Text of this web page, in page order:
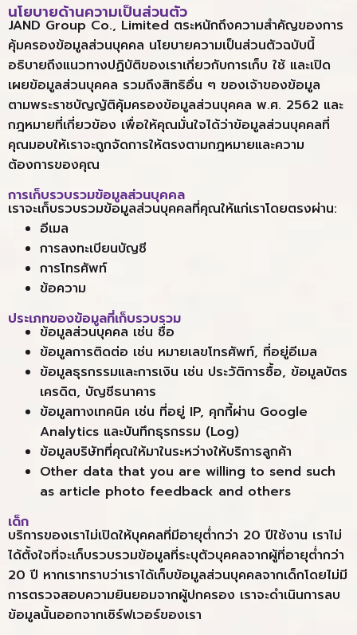
นโยบายด้านความเป็นส่วนตัว
JAND Group Co., Limited ตระหนักถึงความสำคัญของการ
คุ้มครองข้อมูลส่วนบุคคล นโยบายความเป็นส่วนตัวฉบับนี้
อธิบายถึงแนวทางปฏิบัติของเราเกี่ยวกับการเก็บ ใช้ และเปิด
เผยข้อมูลส่วนบุคคล รวมถึงสิทธิอื่น ๆ ของเจ้าของข้อมูล
ตามพระราชบัญญัติคุ้มครองข้อมูลส่วนบุคคล พ.ศ. 2562 และ
กฎหมายที่เกี่ยวข้อง เพื่อให้คุณมั่นใจได้ว่าข้อมูลส่วนบุคคลที่
คุณมอบให้เราจะถูกจัดการให้ตรงตามกฎหมายและความ
ต้องการของคุณ
การเก็บรวบรวมข้อมูลส่วนบุคคล
เราจะเก็บรวบรวมข้อมูลส่วนบุคคลที่คุณให้แก่เราโดยตรงผ่าน:
อีเมล
การลงทะเบียนบัญชี
การโทรศัพท์
ข้อความ
ประเภทของข้อมูลที่เก็บรวบรวม
ข้อมูลส่วนบุคคล เช่น ชื่อ
ข้อมูลการติดต่อ เช่น หมายเลขโทรศัพท์, ที่อยู่อีเมล
ข้อมูลธุรกรรมและการเงิน เช่น ประวัติการซื้อ, ข้อมูลบัตร
เครดิต, บัญชีธนาคาร
ข้อมูลทางเทคนิค เช่น ที่อยู่ IP, คุกกี้ผ่าน Google
Analytics และบันทึกธุรกรรม (Log)
ข้อมูลบริษัทที่คุณให้มาในระหว่างให้บริการลูกค้า
Other data that you are willing to send such
as article photo feedback and others
เด็ก
บริการของเราไม่เปิดให้บุคคลที่มีอายุต่ำกว่า 20 ปีใช้งาน เราไม่
ได้ตั้งใจที่จะเก็บรวบรวมข้อมูลที่ระบุตัวบุคคลจากผู้ที่อายุต่ำกว่า
20 ปี หากเราทราบว่าเราได้เก็บข้อมูลส่วนบุคคลจากเด็กโดยไม่มี
การตรวจสอบความยินยอมจากผู้ปกครอง เราจะดำเนินการลบ
ข้อมูลนั้นออกจากเซิร์ฟเวอร์ของเรา